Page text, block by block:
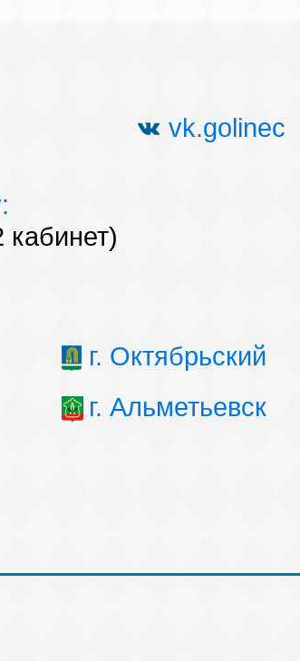
vk.golinec
г. Октябрьский
г. Альметьевск